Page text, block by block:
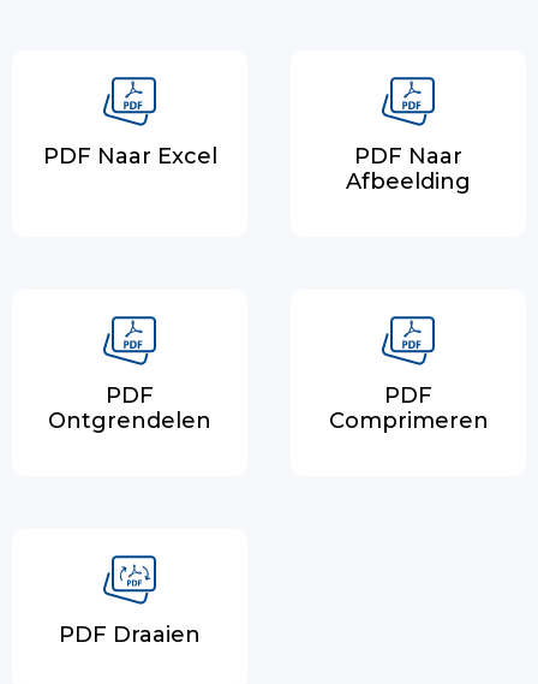
PDF Naar Excel
PDF Naar
Afbeelding
PDF
Ontgrendelen
PDF
Comprimeren
PDF Draaien